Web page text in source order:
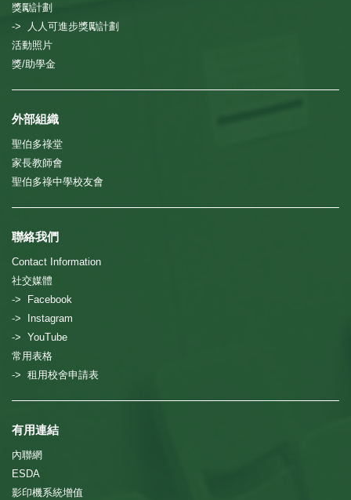
獎勵計劃
-> 人人可進步獎勵計劃
活動照片
獎/助學金
外部組織
聖伯多祿堂
家長教師會
聖伯多祿中學校友會
聯絡我們
Contact Information
社交媒體
-> Facebook
-> Instagram
-> YouTube
常用表格
-> 租用校舍申請表
有用連結
內聯網
ESDA
影印機系統增值